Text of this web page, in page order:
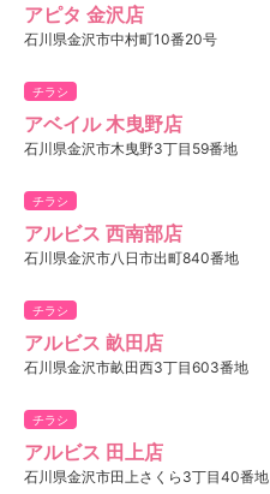
アピタ 金沢店
石川県金沢市中村町10番20号
チラシ
アベイル 木曳野店
石川県金沢市木曳野3丁目59番地
チラシ
アルビス 西南部店
石川県金沢市八日市出町840番地
チラシ
アルビス 畝田店
石川県金沢市畝田西3丁目603番地
チラシ
アルビス 田上店
石川県金沢市田上さくら3丁目40番地